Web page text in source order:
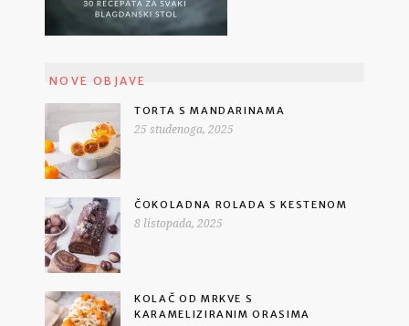
NOVE OBJAVE
TORTA S MANDARINAMA
25 studenoga, 2025
ČOKOLADNA ROLADA S KESTENOM
8 listopada, 2025
KOLAČ OD MRKVE S
KARAMELIZIRANIM ORASIMA